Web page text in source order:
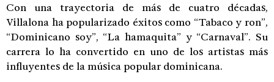
Con una trayectoria de más de cuatro décadas,
Villalona ha popularizado éxitos como “Tabaco y ron”,
“Dominicano soy”, “La hamaquita” y “Carnaval”. Su
carrera lo ha convertido en uno de los artistas más
influyentes de la música popular dominicana.